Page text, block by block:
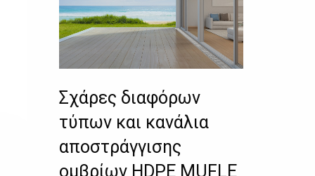
Σχάρες διαφόρων
τύπων και κανάλια
αποστράγγισης
ομβρίων HDPE MUFLE